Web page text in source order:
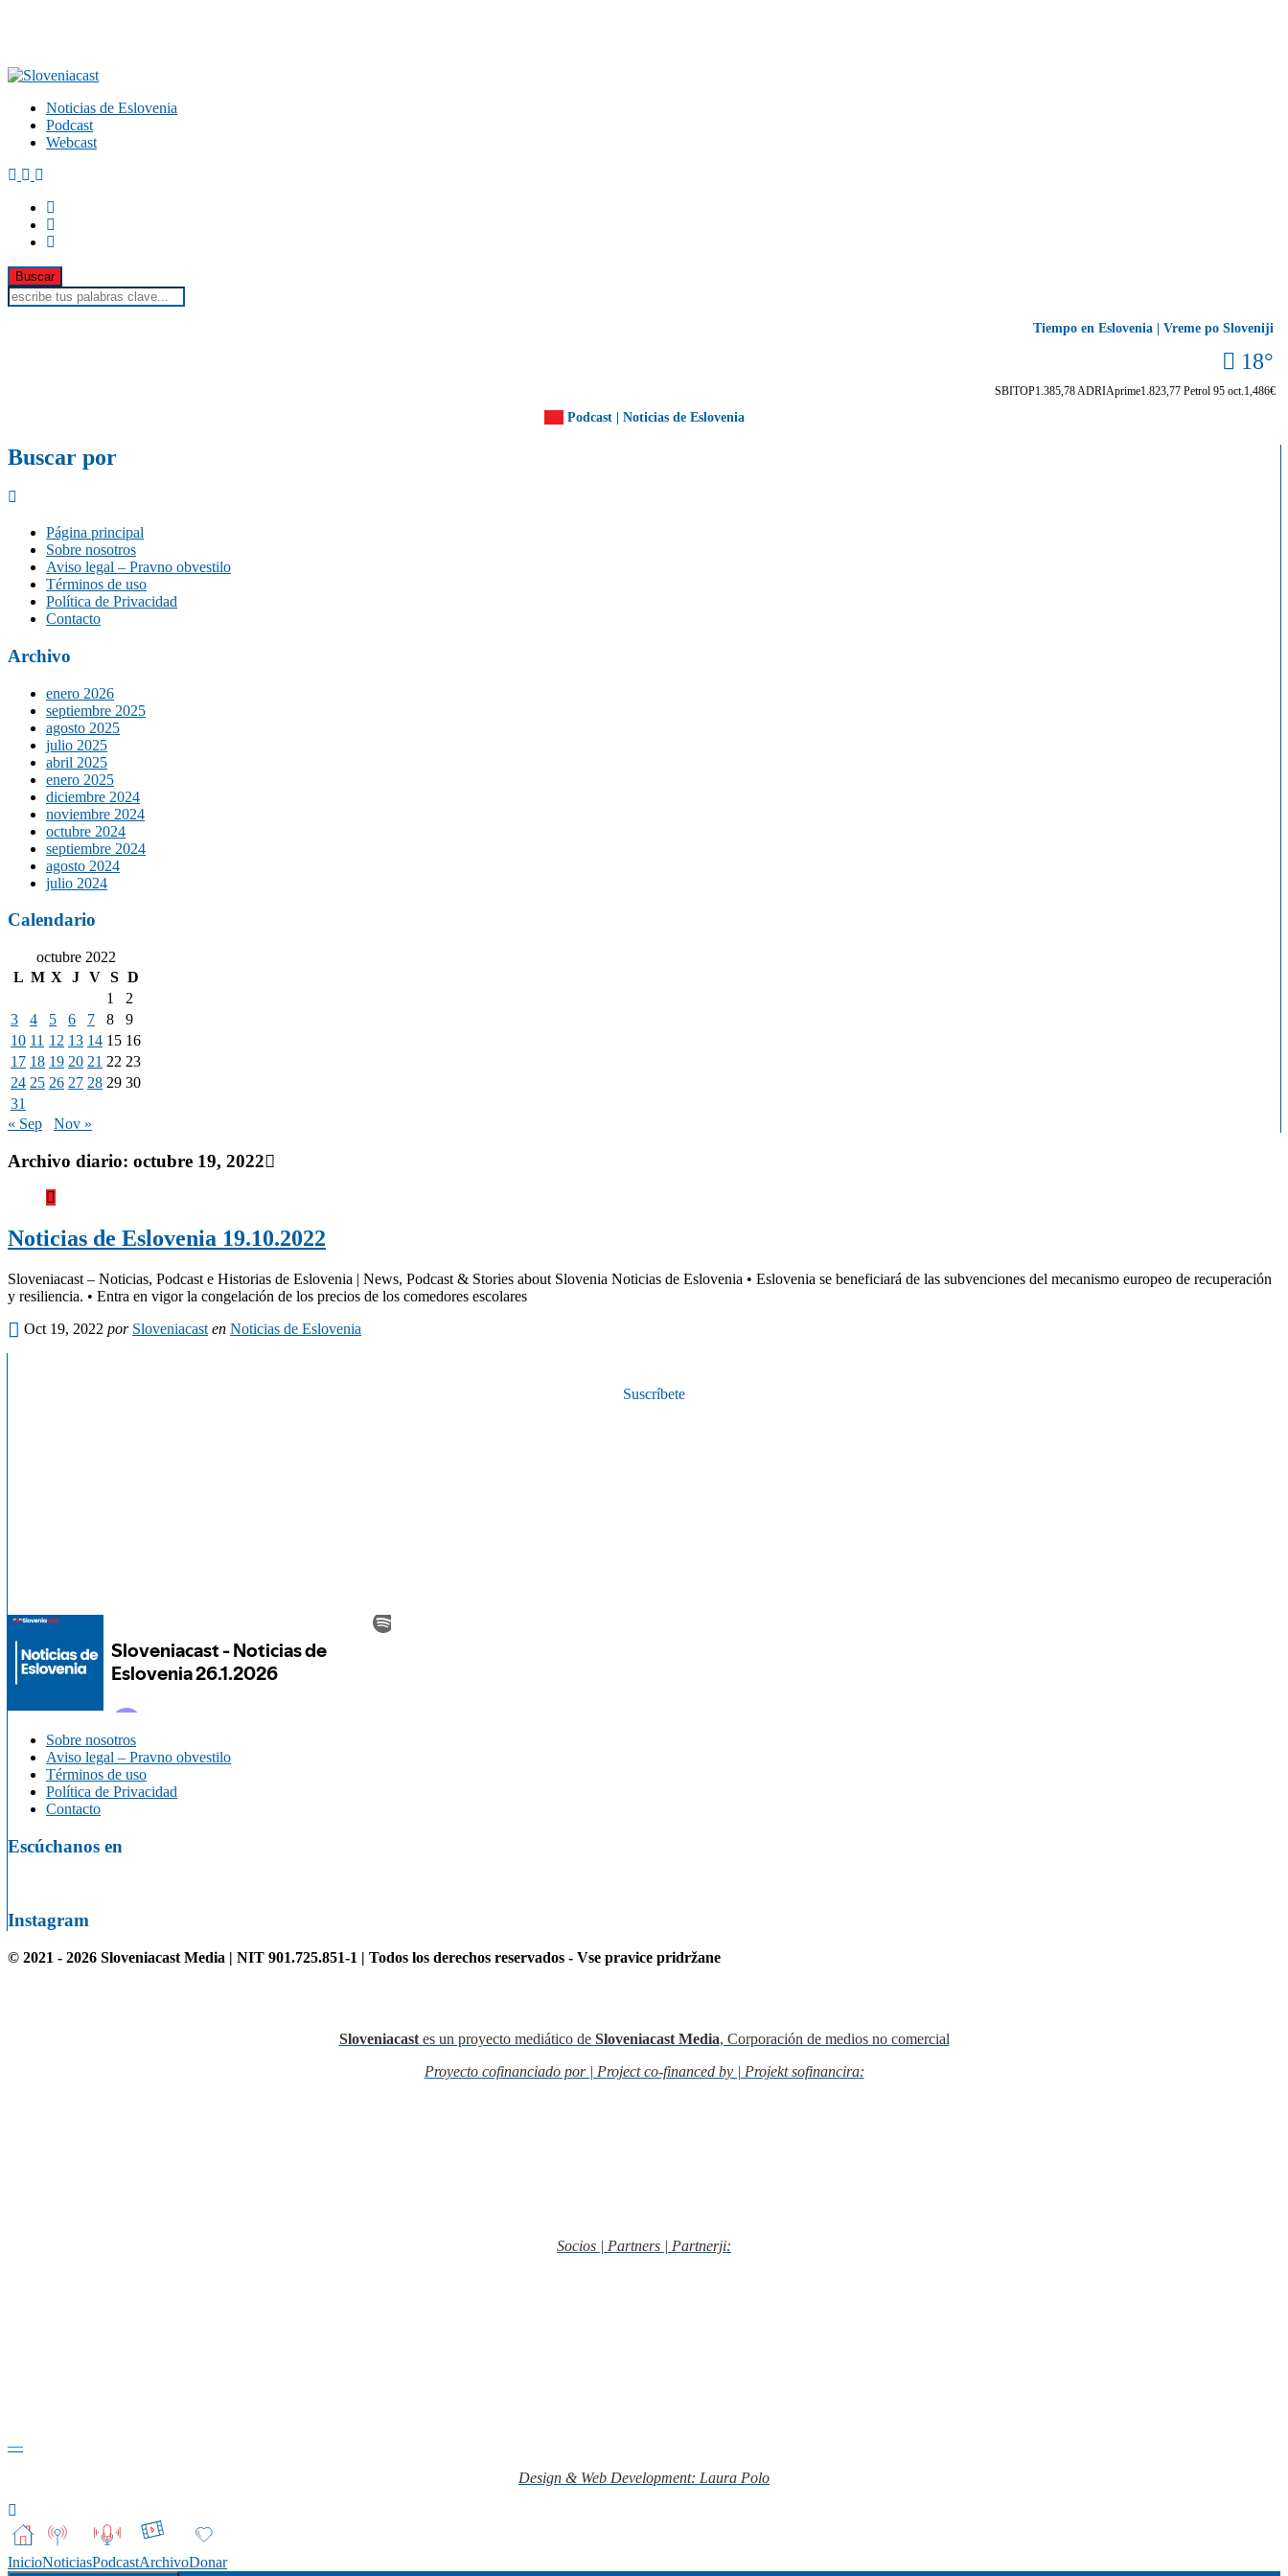
Noticias de Eslovenia
Podcast
Webcast
Tiempo en Eslovenia | Vreme po Sloveniji
18°
SBITOP1.385,78 ADRIAprime1.823,77 Petrol 95 oct. 1,486€
Podcast | Noticias de Eslovenia
Buscar por
Página principal
Sobre nosotros
Aviso legal – Pravno obvestilo
Términos de uso
Política de Privacidad
Contacto
Archivo
enero 2026
septiembre 2025
agosto 2025
julio 2025
abril 2025
enero 2025
diciembre 2024
noviembre 2024
octubre 2024
septiembre 2024
agosto 2024
julio 2024
Calendario
octubre 2022
L M X J V S D
1
2
3
4 5 6 7 8
9
10 11 12 13 14 15 16
17 18 19 20 21 22 23
24 25 26 27 28 29 30
31
« Sep
Nov »
Archivo diario: octubre 19, 2022
Noticias de Eslovenia 19.10.2022
Sloveniacast – Noticias, Podcast e Historias de Eslovenia | News, Podcast & Stories about Slovenia Noticias de Eslovenia • Eslovenia se beneficiará de las subvenciones del mecanismo europeo de recuperación
y resiliencia. • Entra en vigor la congelación de los precios de los comedores escolares
Oct 19, 2022 por Sloveniacast en Noticias de Eslovenia
Suscríbete
Sobre nosotros
Aviso legal – Pravno obvestilo
Términos de uso
Política de Privacidad
Contacto
Escúchanos en
Instagram
© 2021 - 2026 Sloveniacast Media | NIT 901.725.851-1 | Todos los derechos reservados - Vse pravice pridržane
Sloveniacastes un proyecto mediático de Sloveniacast Media, Corporación de medios no comercial
Proyecto cofinanciado por | Project co-financed by | Projekt sofinancira:
Socios | Partners | Partnerji:
—
Design & Web Development: Laura Polo
InicioNoticiasPodcastArchivoDonar